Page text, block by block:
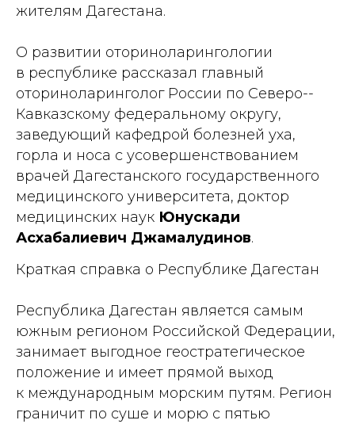
жителям Дагестана.
О развитии оториноларингологии
в республике рассказал главный
оториноларинголог России по Северо-­
Кавказскому федеральному округу,
заведующий кафедрой болезней уха,
горла и носа с усовершенствованием
врачей Дагестанского государственного
медицинского университета, доктор
медицинских наук Юнускади
Асхабалиевич Джамалудинов.
Краткая справка о Республике Дагестан
Республика Дагестан является самым
южным регионом Российской Федерации,
занимает выгодное геостратегическое
положение и имеет прямой выход
к международным морским путям. Регион
граничит по суше и морю с пятью